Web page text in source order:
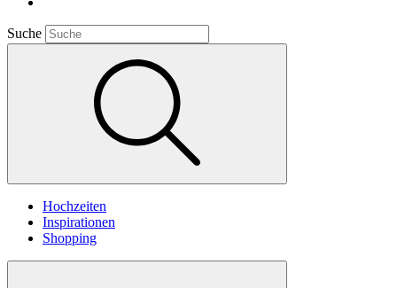
Suche
Hochzeiten
Inspirationen
Shopping